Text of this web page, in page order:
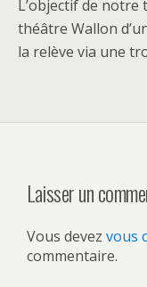
L’objectif de
théâtre Wallon
la relève via une
Laisser un
Vous devez vous
commentaire.